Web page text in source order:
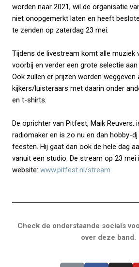
worden naar 2021, wil de organisatie
niet onopgemerkt laten en heeft
te zenden op zaterdag 23 mei.
Tijdens de livestream komt alle muziek
voorbij en verder een grote selectie aan
Ook zullen er prijzen worden weggeven
kijkers/luisteraars met daarin onder
en t-shirts.
De oprichter van Pitfest, Maik Reuvers,
radiomaker en is zo nu en dan hobby-
feesten. Hij gaat dan ook de hele dag
vanuit een studio. De stream op 23 mei
website: www.pitfest.nl/stream.
Check de onderstaande socials
over deze band.